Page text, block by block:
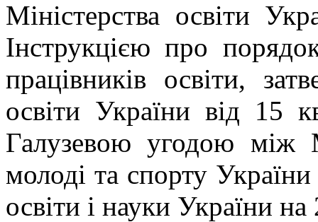
Міністерства освіти
Інструкцією про
працівників освіти,
освіти України від
Галузевою угодою між
молоді та спорту
освіти і науки України